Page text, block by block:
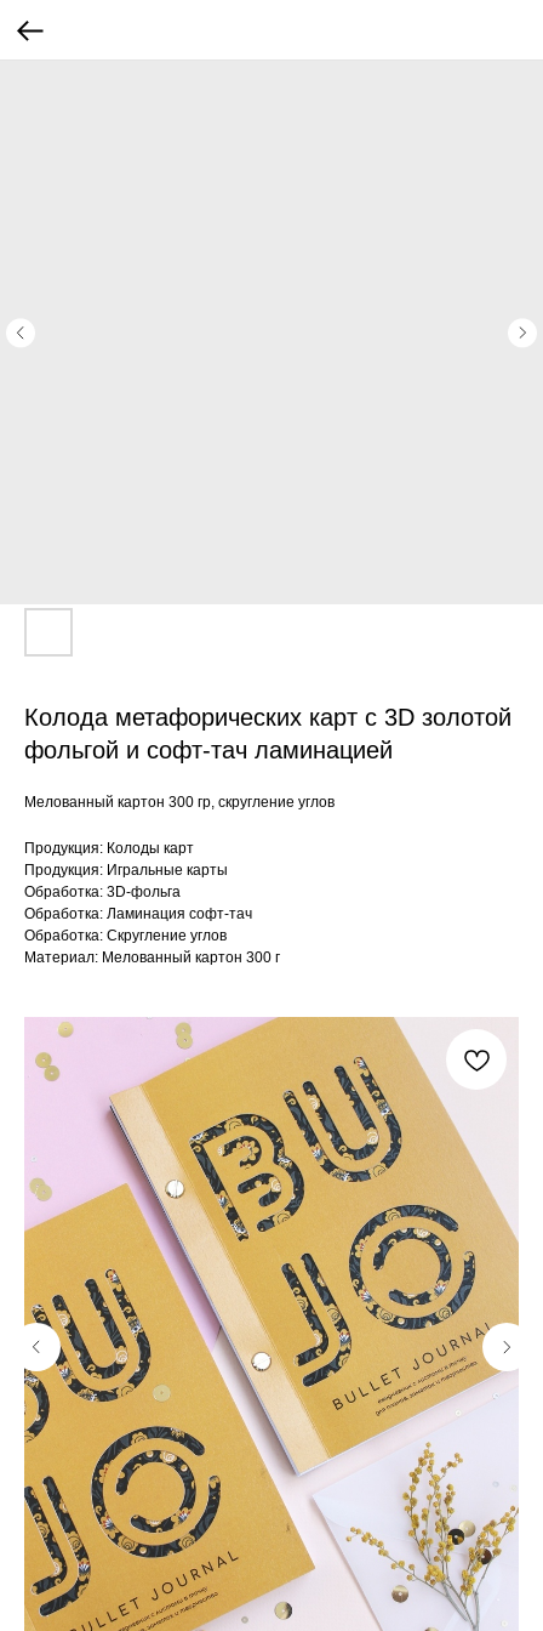
Колода метафорических карт с 3D золотой
фольгой и софт-тач ламинацией
Мелованный картон 300 гр, скругление углов
Продукция: Колоды карт
Продукция: Игральные карты
Обработка: 3D-фольга
Обработка: Ламинация софт-тач
Обработка: Скругление углов
Материал: Мелованный картон 300 г